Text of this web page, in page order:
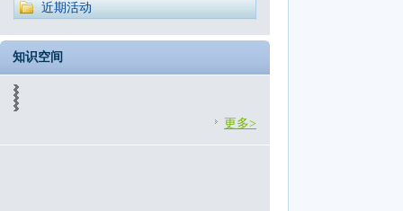
近期活动
知识空间
更多>